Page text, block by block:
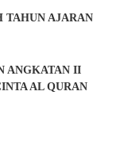
TAHUN AJARAN
ANGKATAN II
AL QURAN